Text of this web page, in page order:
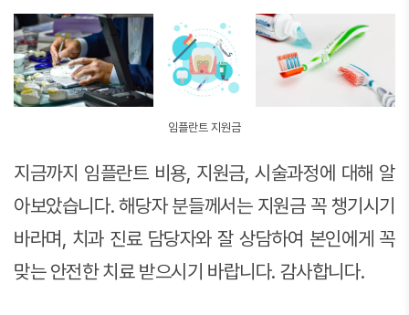
임플란트 지원금
지금까지 임플란트 비용, 지원금, 시술과정에 대해 알
아보았습니다. 해당자 분들께서는 지원금 꼭 챙기시기
바라며, 치과 진료 담당자와 잘 상담하여 본인에게 꼭
맞는 안전한 치료 받으시기 바랍니다. 감사합니다.